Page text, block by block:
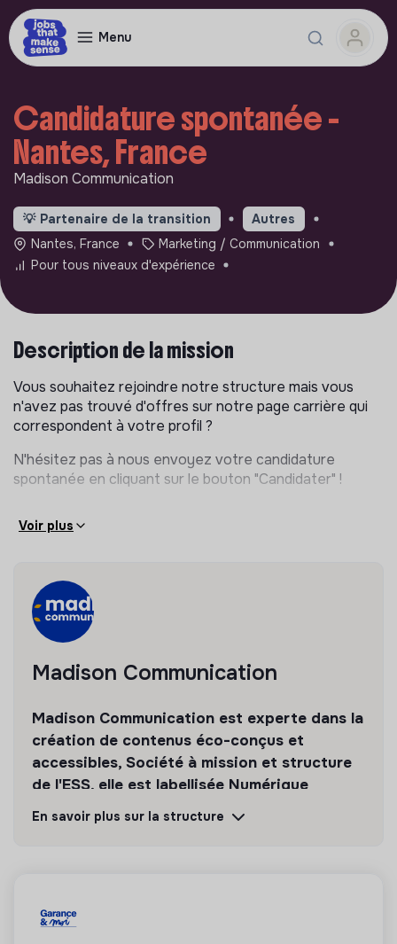
Menu
Candidature spontanée -
Nantes, France
Madison Communication
💡 Partenaire de la transition
Autres
Nantes, France
Marketing / Communication
Pour tous niveaux d'expérience
Description de la mission
Vous souhaitez rejoindre notre structure mais vous
n'avez pas trouvé d'offres sur notre page carrière qui
correspondent à votre profil ?
N'hésitez pas à nous envoyez votre candidature
spontanée en cliquant sur le bouton "Candidater" !
Voir plus
Madison Communication
Madison Communication est experte dans la
création de contenus éco-conçus et
accessibles, Société à mission et structure
de l'ESS, elle est labellisée Numérique
Responsable et RSE Agences Actives .
💡 Partenaire de la transition
En savoir plus sur la structure